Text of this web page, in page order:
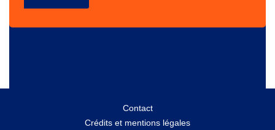
Contact
Crédits et mentions légales